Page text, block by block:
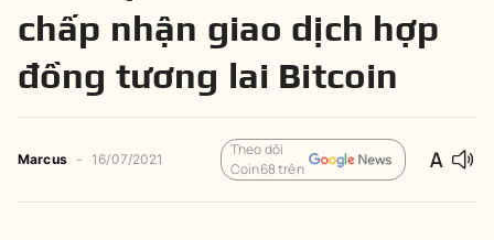
chấp nhận giao dịch hợp
đồng tương lai Bitcoin
Marcus - 16/07/2021
Theo dõi
Coin68 trên